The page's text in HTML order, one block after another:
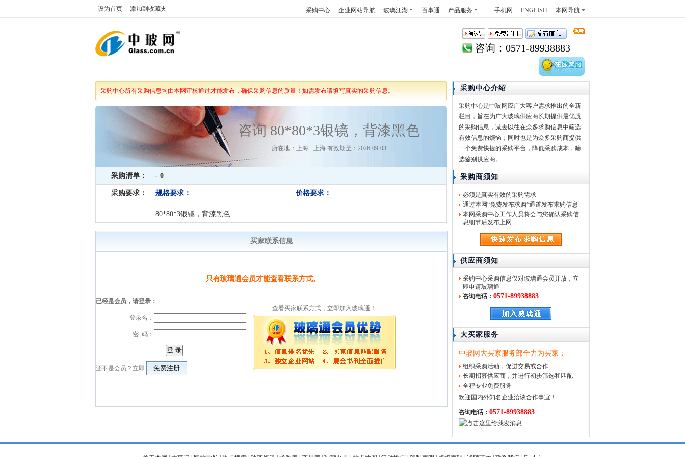
设为首页 添加到收藏夹 采购中心 企业网站导航 玻璃江湖 百事通 产品服务 手机网 ENGLISH 本网导航
咨询：0571-89938883
采购中心所有采购信息均由本网审核通过才能发布，确保采购信息的质量！如需发布请填写真实的采购信息。
咨询 80*80*3银镜，背漆黑色
所在地：上海 - 上海 有效期至：2026-09-03
采购清单： - 0
采购要求： 规格要求： 价格要求：
80*80*3银镜，背漆黑色
买家联系信息
只有玻璃通会员才能查看联系方式。
已经是会员，请登录：
登录名：
密 码：
还不是会员？立即
查看买家联系方式，立即加入玻璃通！
采购中心介绍
采购中心是中玻网应广大客户需求推出的全新
栏目，旨在为广大玻璃供应商长期提供最优质
的采购信息，减去以往在众多求购信息中筛选
有效信息的烦恼；同时也是为众多采购商提供
一个免费快捷的采购平台，降低采购成本，筛
选鉴别供应商。
采购商须知
必须是真实有效的采购需求
通过本网“免费发布求购”通道发布求购信息
本网采购中心工作人员将会与您确认采购信
息细节后发布上网
供应商须知
采购中心采购信息仅对玻璃通会员开放，立
即申请玻璃通
咨询电话： 0571-89938883
大买家服务
中玻网大买家服务部全力为买家：
组织采购活动，促进交易或合作
长期招募供应商，并进行初步筛选和匹配
全程专业免费服务
欢迎国内外知名企业洽谈合作事宜！
咨询电话： 0571-89938883